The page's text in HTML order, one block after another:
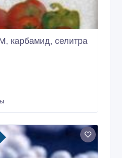
карбамид, селитра